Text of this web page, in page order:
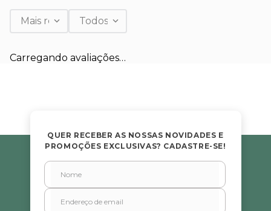
Título
★★★★★
Seu nome
Endereço de email
Mais recentesTodos
Carregando avaliações…
QUER RECEBER AS NOSSAS NOVIDADES E
PROMOÇÕES EXCLUSIVAS? CADASTRE-SE!